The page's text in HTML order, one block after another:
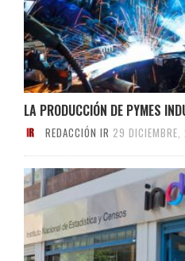
LA PRODUCCIÓN DE PYMES
REDACCIÓN IR 29 DICIEMBRE,